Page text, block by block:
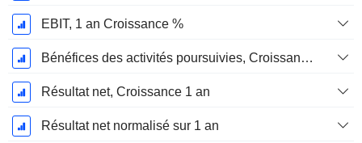
EBIT, 1 an Croissance %
Bénéfices des activités poursuivies, Croissance 1 an
Résultat net, Croissance 1 an
Résultat net normalisé sur 1 an